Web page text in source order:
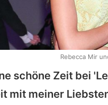
schöne Zeit bei '
mit meiner
Rebecca Mir